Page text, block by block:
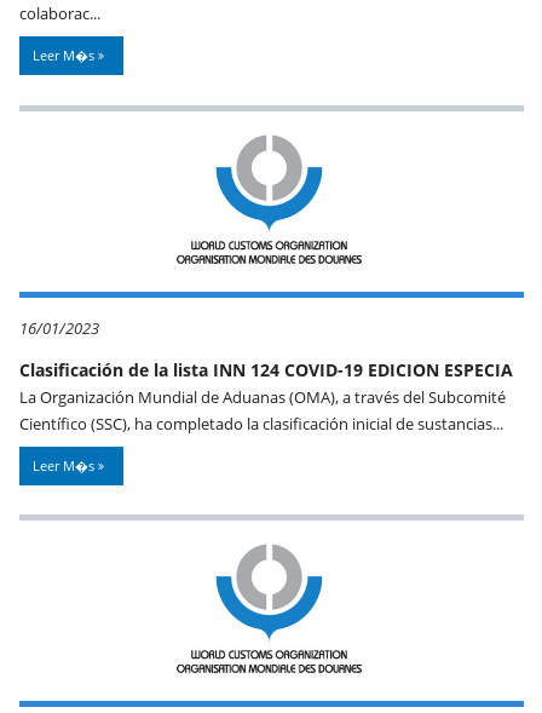
colaborac...
Leer M�s
16/01/2023
Clasificación de la lista INN 124 COVID-19 EDICION ESPECIA
La Organización Mundial de Aduanas (OMA), a través del Subcomité
Científico (SSC), ha completado la clasificación inicial de sustancias...
Leer M�s